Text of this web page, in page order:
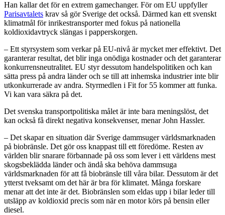
Han kallar det för en extrem gamechanger. För om EU uppfyller
Parisavtalets krav så gör Sverige det också. Därmed kan ett svenskt
klimatmål för inrikestransporter med fokus på nationella
koldioxidavtryck slängas i papperskorgen.
– Ett styrsystem som verkar på EU-nivå är mycket mer effektivt. Det
garanterar resultat, det blir inga onödiga kostnader och det garanterar
konkurrensneutralitet. EU styr dessutom handelspolitiken och kan
sätta press på andra länder och se till att inhemska industrier inte blir
utkonkurrerade av andra. Styrmedlen i Fit for 55 kommer att funka.
Vi kan vara säkra på det.
Det svenska transportpolitiska målet är inte bara meningslöst, det
kan också få direkt negativa konsekvenser, menar John Hassler.
– Det skapar en situation där Sverige dammsuger världsmarknaden
på biobränsle. Det gör oss knappast till ett föredöme. Resten av
världen blir snarare förbannade på oss som lever i ett världens mest
skogsbeklädda länder och ändå ska behöva dammsuga
världsmarknaden för att få biobränsle till våra bilar. Dessutom är det
ytterst tveksamt om det här är bra för klimatet. Många forskare
menar att det inte är det. Biobränslen som eldas upp i bilar leder till
utsläpp av koldioxid precis som när en motor körs på bensin eller
diesel.